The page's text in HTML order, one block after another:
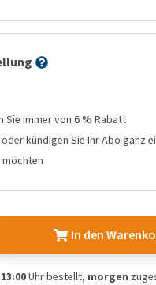
Sie immer von 6 % Rabatt
kündigen Sie Ihr Abo ganz
möchten
In den
13:00Uhr bestellt, morgen